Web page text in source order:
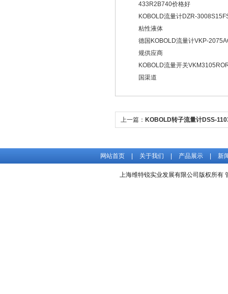
433R2B740价格好
KOBOLD流量计DZR-
粘性液体
德国KOBOLD流量计VKP-
规供应商
KOBOLD流量开关
国渠道
上一篇： KOBOLD转子流量计DSS-
网站首页 关于我们 产品展示 新
上海维特锐实业发展有限公司版权所有